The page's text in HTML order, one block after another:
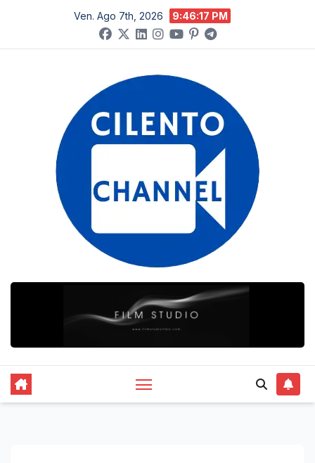
contenuto
Ven. Ago 7th, 2026 9:46:17 PM